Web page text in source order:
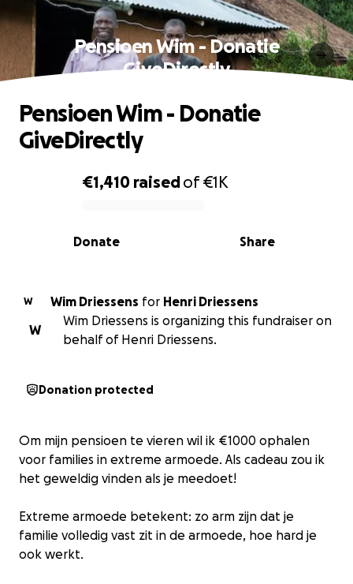
Pensioen Wim - Donatie
GiveDirectly
0% complete
€1,410 raisedof€1K
Share
Donate
Pensioen Wim - Donatie
GiveDirectly
W Wim Driessens for Henri Driessens
W
Wim Driessens is organizing this fundraiser on
behalf of Henri Driessens.
Donation protected
Om mijn pensioen te vieren wil ik €1000 ophalen
voor families in extreme armoede. Als cadeau zou ik
het geweldig vinden als je meedoet!
Extreme armoede betekent: zo arm zijn dat je
familie volledig vast zit in de armoede, hoe hard je
ook werkt.